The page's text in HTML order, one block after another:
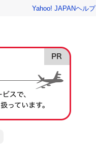
Yahoo! JAPANヘルプ